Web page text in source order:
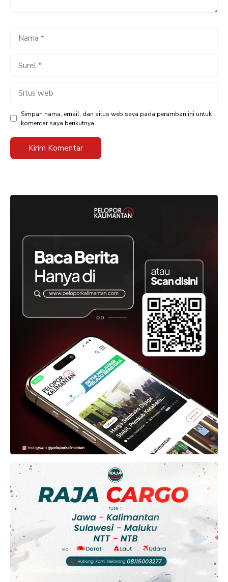
Nama
Surel
Situs
Simpan nama, email, dan situs web saya pada peramban ini untuk
komentar saya berikutnya.